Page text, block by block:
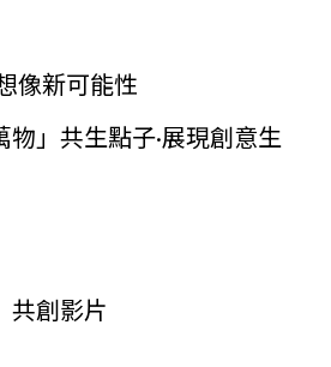
像新可能性
」共生點子·展現創意生
共創影片